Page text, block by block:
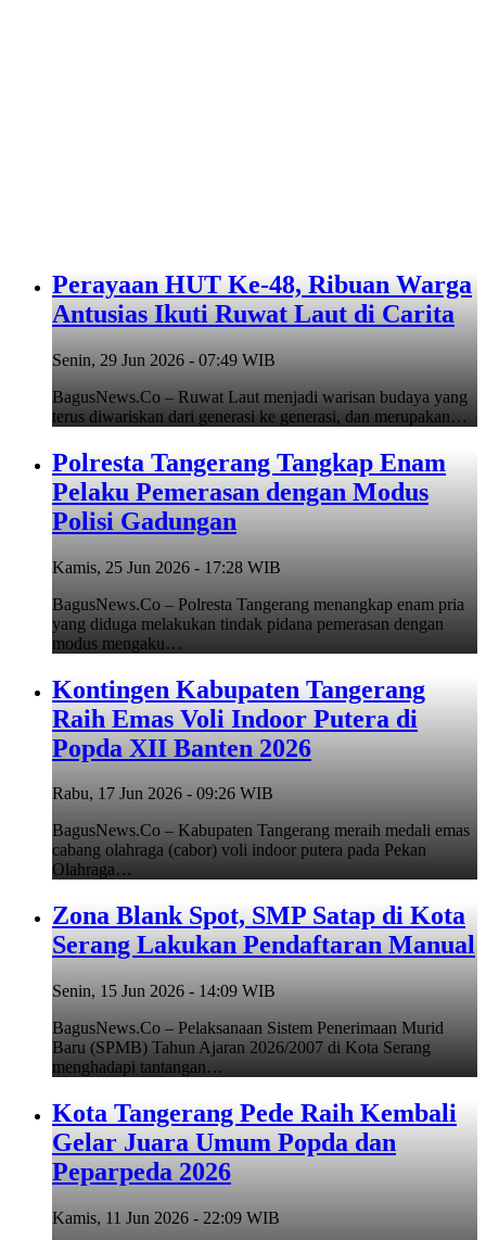
Perayaan HUT Ke-48, Ribuan Warga
Antusias Ikuti Ruwat Laut di Carita
Senin, 29 Jun 2026 - 07:49 WIB
BagusNews.Co – Ruwat Laut menjadi warisan budaya yang
terus diwariskan dari generasi ke generasi, dan merupakan…
Polresta Tangerang Tangkap Enam
Pelaku Pemerasan dengan Modus
Polisi Gadungan
Kamis, 25 Jun 2026 - 17:28 WIB
BagusNews.Co – Polresta Tangerang menangkap enam pria
yang diduga melakukan tindak pidana pemerasan dengan
modus mengaku…
Kontingen Kabupaten Tangerang
Raih Emas Voli Indoor Putera di
Popda XII Banten 2026
Rabu, 17 Jun 2026 - 09:26 WIB
BagusNews.Co – Kabupaten Tangerang meraih medali emas
cabang olahraga (cabor) voli indoor putera pada Pekan
Olahraga…
Zona Blank Spot, SMP Satap di Kota
Serang Lakukan Pendaftaran Manual
Senin, 15 Jun 2026 - 14:09 WIB
BagusNews.Co – Pelaksanaan Sistem Penerimaan Murid
Baru (SPMB) Tahun Ajaran 2026/2007 di Kota Serang
menghadapi tantangan…
Kota Tangerang Pede Raih Kembali
Gelar Juara Umum Popda dan
Peparpeda 2026
Kamis, 11 Jun 2026 - 22:09 WIB